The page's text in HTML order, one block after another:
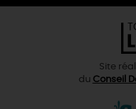
Site
du Conseil